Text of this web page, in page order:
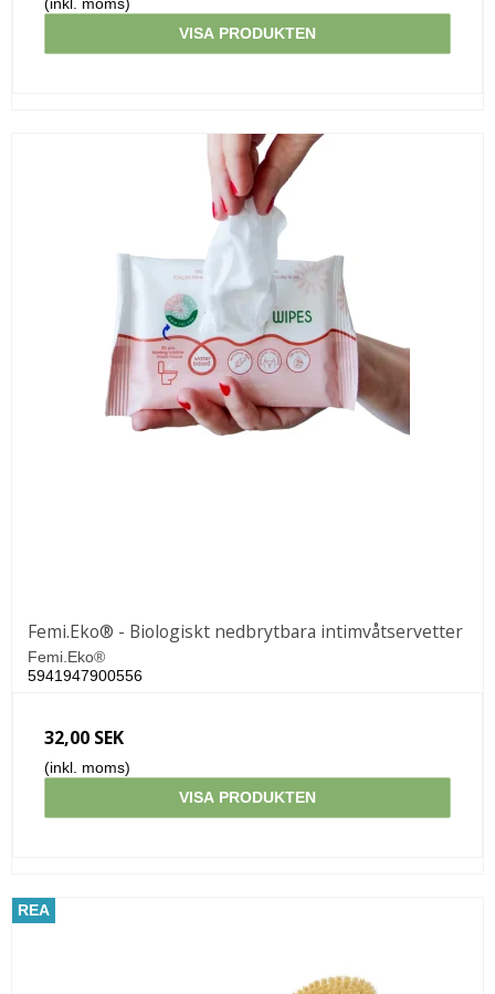
VISA PRODUKTEN
Femi.Eko® - Biologiskt nedbrytbara intimvåtservetter
Femi.Eko®
5941947900556
32,00 SEK
(inkl. moms)
VISA PRODUKTEN
REA